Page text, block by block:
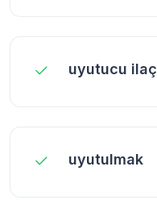
uyutucu ilaç
uyutulmak